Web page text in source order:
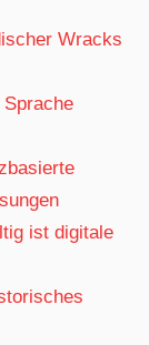
Wracks
ist digitale